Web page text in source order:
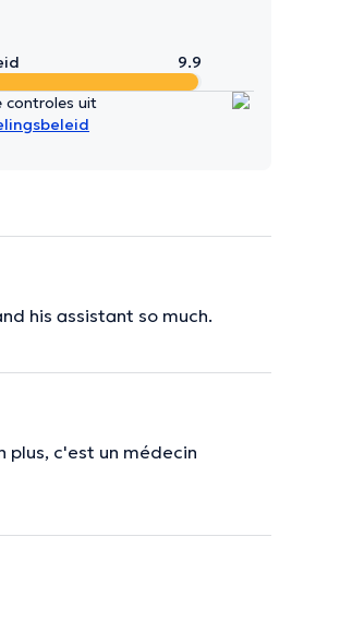
9.9
controles uit
his assistant so much.
plus, c'est un médecin